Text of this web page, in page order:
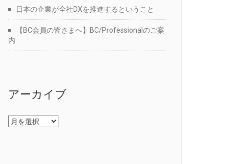
日本の企業が全社DXを推進するということ
【BC会員の皆さまへ】BC/Professionalのご案
内
アーカイブ
ア
ー